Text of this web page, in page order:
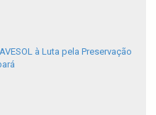
à Luta pela Preservação